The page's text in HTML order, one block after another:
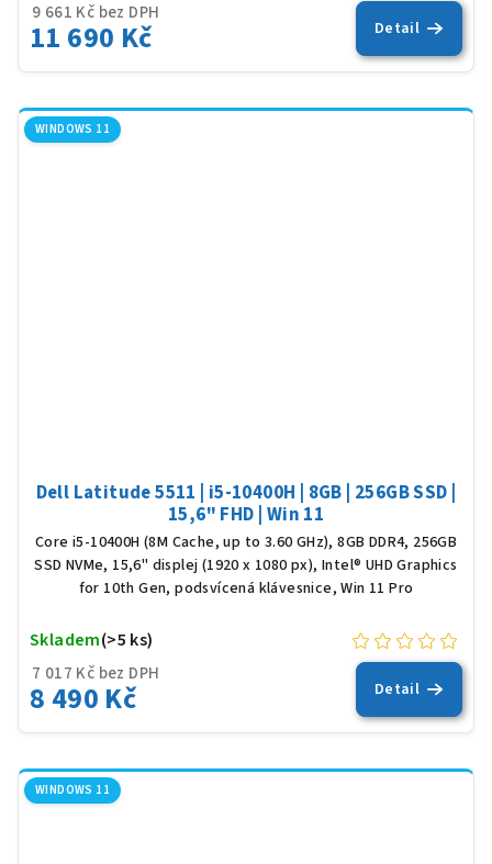
9 661 Kč bez DPH
11 690 Kč Detail
WINDOWS 11
Dell Latitude 5511 | i5-10400H | 8GB | 256GB SSD |
15,6" FHD | Win 11
Core i5-10400H (8M Cache, up to 3.60 GHz), 8GB DDR4, 256GB
SSD NVMe, 15,6" displej (1920 x 1080 px), Intel® UHD Graphics
for 10th Gen, podsvícená klávesnice, Win 11 Pro
7 017 Kč bez DPH
8 490 Kč
Skladem(>5 ks)
Detail
WINDOWS 11